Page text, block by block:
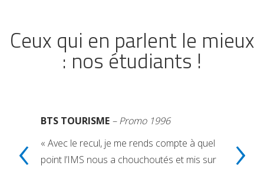
Ceux qui en parlent le mieux
: nos étudiants !
BTS TOURISME– Promo 1996
« Avec le recul, je me rends compte à quel
point l’IMS nous a chouchoutés et mis sur
‹ ›